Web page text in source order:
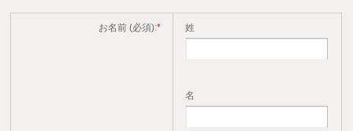
お名前 (必須):* 姓
名